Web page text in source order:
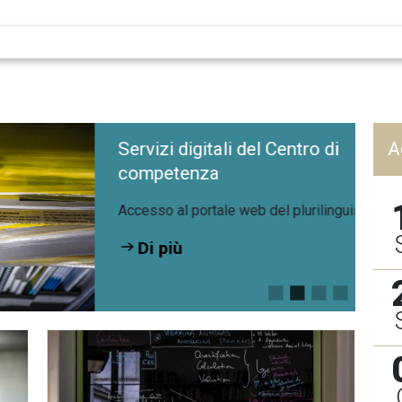
Servizi digitali del Centro di
competenza
Accesso al portale web del plurilinguismo:
Di più